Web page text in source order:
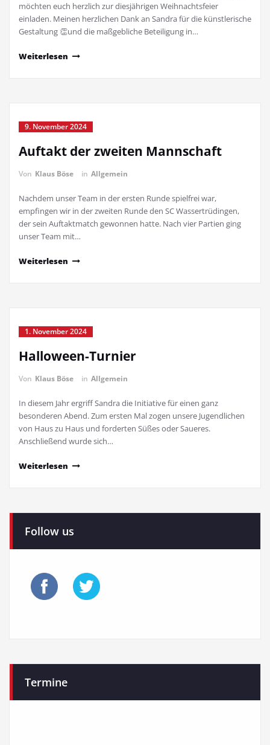
möchten euch herzlich zur diesjährigen Weihnachtsfeier
einladen. Meinen herzlichen Dank an Sandra für die künstlerische
Gestaltung 👏und die maßgebliche Beteiligung in…
Weiterlesen
9. November 2024
Auftakt der zweiten Mannschaft
Von Klaus Böse in Allgemein
Nachdem unser Team in der ersten Runde spielfrei war,
empfingen wir in der zweiten Runde den SC Wassertrüdingen,
der sein Auftaktmatch gewonnen hatte. Nach vier Partien ging
unser Team mit…
Weiterlesen
1. November 2024
Halloween-Turnier
Von Klaus Böse in Allgemein
In diesem Jahr ergriff Sandra die Initiative für einen ganz
besonderen Abend. Zum ersten Mal zogen unsere Jugendlichen
von Haus zu Haus und forderten Süßes oder Saueres.
Anschließend wurde sich…
Weiterlesen
Follow us
Termine